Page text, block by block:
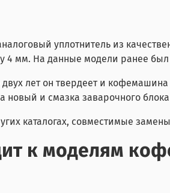
уплотнитель из
4 мм. На данные модели ранее был
лет он твердеет и
новый и смазка заварочного
каталогах, совместимые
к моделям